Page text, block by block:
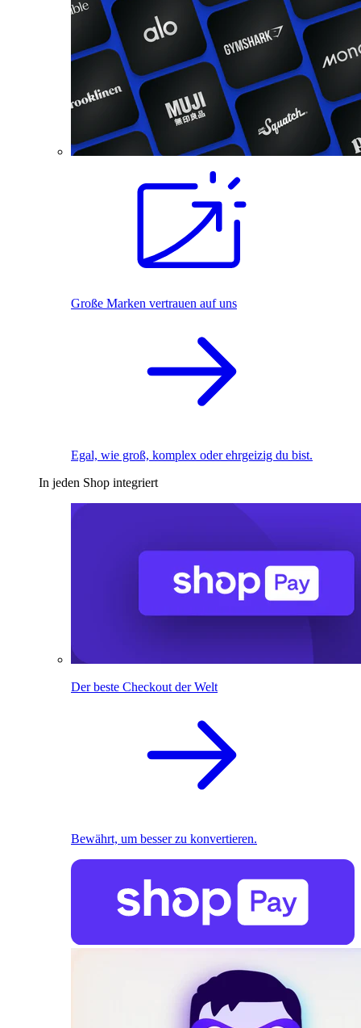
Große Marken vertrauen auf uns
Egal, wie groß, komplex oder ehrgeizig du bist.
In jeden Shop integriert
Der beste Checkout der Welt
Bewährt, um besser zu konvertieren.